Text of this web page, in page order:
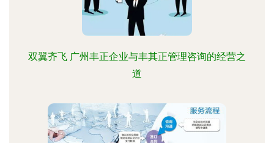
双翼齐飞 广州丰正企业与丰其正管理咨询的经营之
道